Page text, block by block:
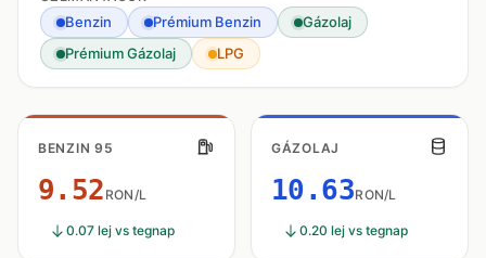
Benzin Prémium Benzin
Gázolaj
Prémium Gázolaj
LPG
BENZIN 95
9.52 RON/L
0.07 lej vs tegnap
GÁZOLAJ
10.63RON/L
0.20 lej vs tegnap